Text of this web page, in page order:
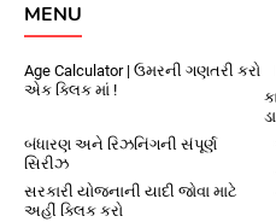
MENU
Age Calculator | ઉમરની ગણતરી કરો
એક ક્લિક માં !
બંધારણ અને રિઝનિંગની સંપૂર્ણ
સિરીઝ
સરકારી યોજનાની યાદી જોવા માટે
અહીં ક્લિક કરો